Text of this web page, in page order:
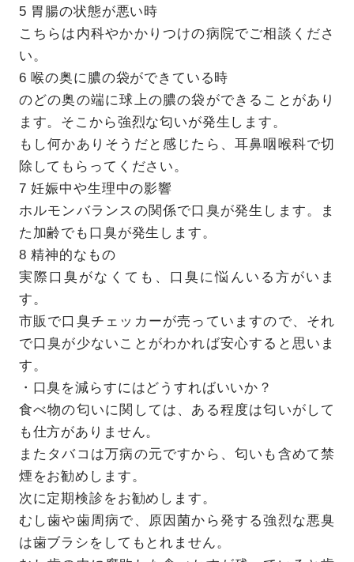
5 胃腸の状態が悪い時
こちらは内科やかかりつけの病院でご相談くださ
い。
6 喉の奥に膿の袋ができている時
のどの奥の端に球上の膿の袋ができることがあり
ます。そこから強烈な匂いが発生します。
もし何かありそうだと感じたら、耳鼻咽喉科で切
除してもらってください。
7 妊娠中や生理中の影響
ホルモンバランスの関係で口臭が発生します。ま
た加齢でも口臭が発生します。
8 精神的なもの
実際口臭がなくても、口臭に悩んいる方がいま
す。
市販で口臭チェッカーが売っていますので、それ
で口臭が少ないことがわかれば安心すると思いま
す。
・口臭を減らすにはどうすればいいか？
食べ物の匂いに関しては、ある程度は匂いがして
も仕方がありません。
またタバコは万病の元ですから、匂いも含めて禁
煙をお勧めします。
次に定期検診をお勧めします。
むし歯や歯周病で、原因菌から発する強烈な悪臭
は歯ブラシをしてもとれません。